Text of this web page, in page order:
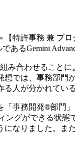
特許事務 兼 プ
あるGemini
み合わせること
では、事務部
人が分かれてい
事務開発®部門
グができる状
なりました。